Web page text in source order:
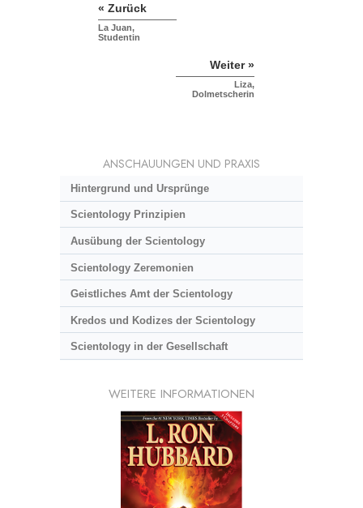
« Zurück
La Juan,
Studentin
Weiter »
Liza,
Dolmetscherin
ANSCHAUUNGEN UND PRAXIS
Hintergrund und Ursprünge
Scientology Prinzipien
Ausübung der Scientology
Scientology Zeremonien
Geistliches Amt der Scientology
Kredos und Kodizes der Scientology
Scientology in der Gesellschaft
WEITERE INFORMATIONEN